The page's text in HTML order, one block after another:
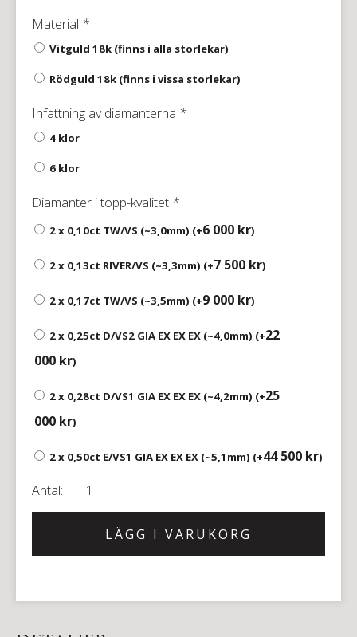
Material *
Vitguld 18k (finns i alla storlekar)
Rödguld 18k (finns i vissa storlekar)
Infattning av diamanterna *
4 klor
6 klor
Diamanter i topp-kvalitet *
2 x 0,10ct TW/VS (~3,0mm) (+6 000 kr)
2 x 0,13ct RIVER/VS (~3,3mm) (+7 500 kr)
2 x 0,17ct TW/VS (~3,5mm) (+9 000 kr)
2 x 0,25ct D/VS2 GIA EX EX EX (~4,0mm) (+22
000 kr)
2 x 0,28ct D/VS1 GIA EX EX EX (~4,2mm) (+25
000 kr)
2 x 0,50ct E/VS1 GIA EX EX EX (~5,1mm) (+44 500 kr)
Diamantörhängen
LÄGG I VARUKORG